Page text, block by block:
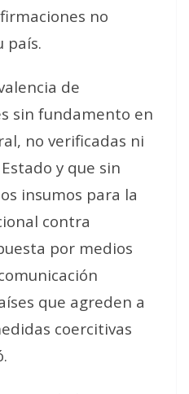
no
país.
de
sin fundamento en
no verificadas ni
y que sin
insumos para la
contra
por medios
que agreden a
coercitivas